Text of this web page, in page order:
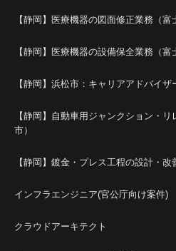
【静岡】医療機器の図面修正業務（富
【静岡】医療機器の設備保全業務（富
【静岡】浜松市：キャリアアドバイザ
【静岡】自動車用ジャンクション・
市）
【静岡】鍍金・プレス工程の設計・改
インフラエンジニア(官公庁向け案件)
クラウドアーキテクト